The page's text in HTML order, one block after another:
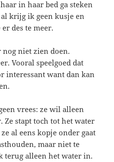
in haar bed ga steken
krijg ik geen kusje en
des te meer.
nog niet zien doen.
Vooral speelgoed dat
interessant want dan kan
vrees: ze wil alleen
Ze stapt toch tot het water
al eens kopje onder gaat
maar niet te
terug alleen het water in.